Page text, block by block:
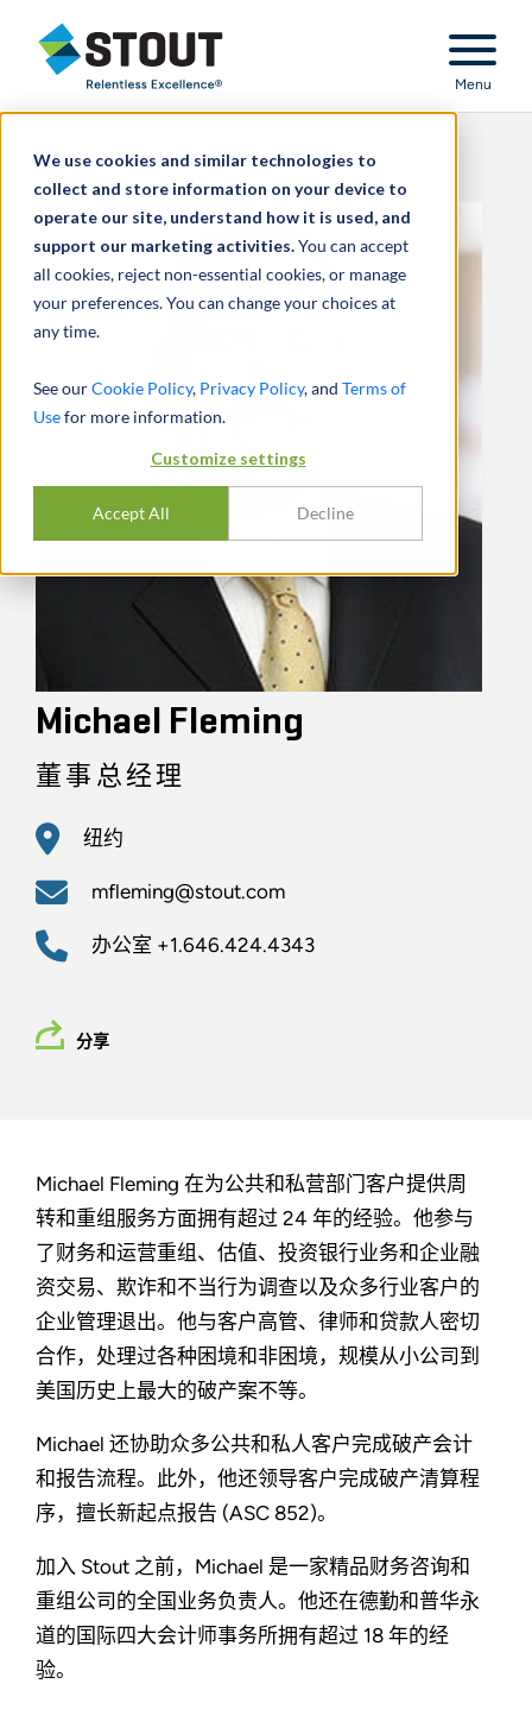
We use cookies and similar technologies to
collect and store information on your device to
operate our site, understand how it is used, and
support our marketing activities.You can accept
all cookies, reject non-essential cookies, or manage
your preferences. You can change your choices at
any time.
See ourCookie Policy, Privacy Policy, and Terms of
Usefor more information.
Customize settings
Accept All Decline
Stout Relentless Excellence
Menu
Michael Fleming
董事总经理
纽约
mfleming@stout.com
办公室 +1.646.424.4343
分享
Michael Fleming 在为公共和私营部门客户提供周
转和重组服务方面拥有超过 24 年的经验。他参与
了财务和运营重组、估值、投资银行业务和企业融
资交易、欺诈和不当行为调查以及众多行业客户的
企业管理退出。他与客户高管、律师和贷款人密切
合作，处理过各种困境和非困境，规模从小公司到
美国历史上最大的破产案不等。
Michael 还协助众多公共和私人客户完成破产会计
和报告流程。此外，他还领导客户完成破产清算程
序，擅长新起点报告 (ASC 852)。
加入 Stout 之前，Michael 是一家精品财务咨询和
重组公司的全国业务负责人。他还在德勤和普华永
道的国际四大会计师事务所拥有超过 18 年的经
验。